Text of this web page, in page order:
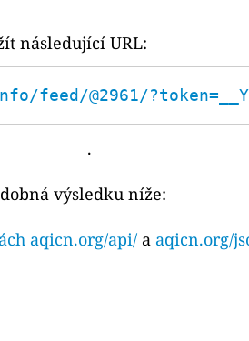
následující URL:
@2961/
.
výsledku níže:
aqicn.org/api/ a aqicn.org/